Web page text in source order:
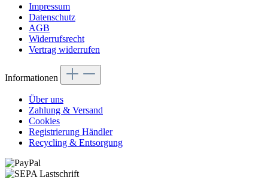
Impressum
Datenschutz
AGB
Widerrufsrecht
Vertrag widerrufen
Informationen
Über uns
Zahlung & Versand
Cookies
Registrierung Händler
Recycling & Entsorgung